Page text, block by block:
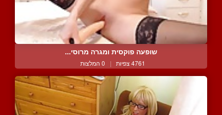
שופעה פוקסית ומגרה מרוסי...
4761 צפיות | 0 המלצות